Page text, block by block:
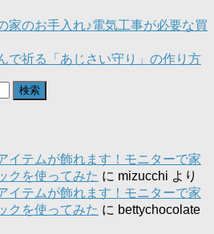
家のお手入れ♪電気工事が必要な買
で祈る「あじさい守り」の作り方
イテムが飾れます！モニターで家
クを使ってみた に mizucchi より
イテムが飾れます！モニターで家
クを使ってみた に bettychocolate